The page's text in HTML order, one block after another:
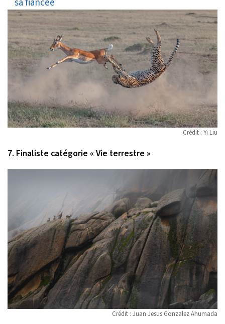
Crédit : Yi Liu
7. Finaliste catégorie « Vie terrestre »
Crédit : Juan Jesus Gonzalez Ahumada